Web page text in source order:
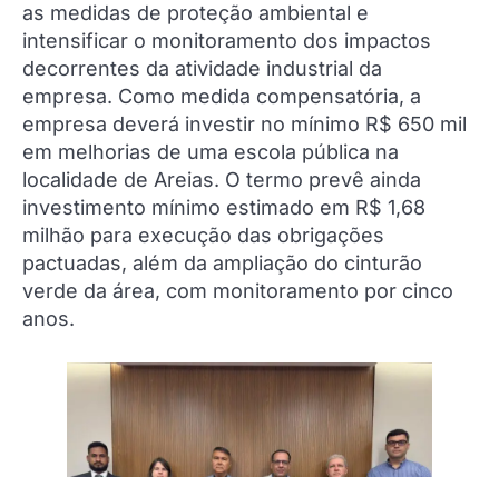
as medidas de proteção ambiental e
intensificar o monitoramento dos impactos
decorrentes da atividade industrial da
empresa. Como medida compensatória, a
empresa deverá investir no mínimo R$ 650 mil
em melhorias de uma escola pública na
localidade de Areias. O termo prevê ainda
investimento mínimo estimado em R$ 1,68
milhão para execução das obrigações
pactuadas, além da ampliação do cinturão
verde da área, com monitoramento por cinco
anos.